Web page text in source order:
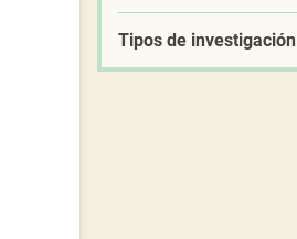
Tipos de investigación